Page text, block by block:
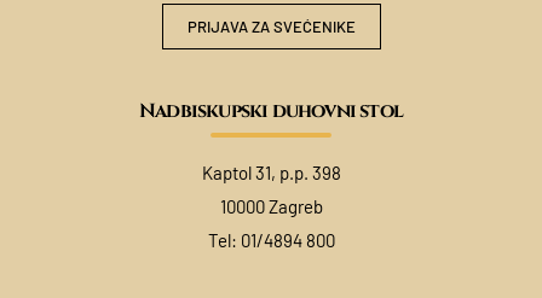
PRIJAVA ZA SVEĆENIKE
Nadbiskupski duhovni stol
Kaptol 31, p.p. 398
10000 Zagreb
Tel: 01/4894 800